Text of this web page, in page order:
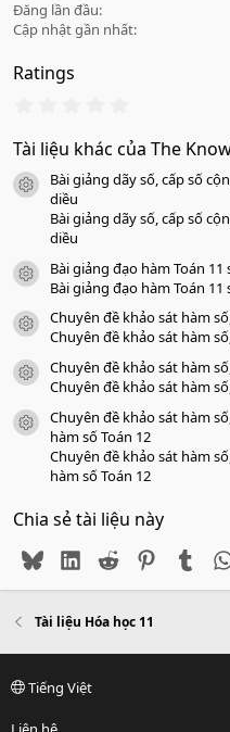
Đăng lần đầu
Cập nhật gần nhất
Ratings
0
0
a
Tài liệu khác của The
icon tài liệu
Bài giảng dãy số, cấp số
diều
Bài giảng dãy số, cấp số
diều
icon tài liệu
Bài giảng đạo hàm Toán
Bài giảng đạo hàm Toán
icon tài liệu
Chuyên đề khảo sát hàm
Chuyên đề khảo sát hàm
icon tài liệu
Chuyên đề khảo sát hàm
Chuyên đề khảo sát hàm
icon tài liệu
Chuyên đề khảo sát hàm
hàm số Toán 12
Chuyên đề khảo sát hàm
hàm số Toán 12
Chia sẻ tài liệu này
BlueskyLinkedIn
Reddit Pinterest
Tài liệu Hóa học 11
Tiếng Việt